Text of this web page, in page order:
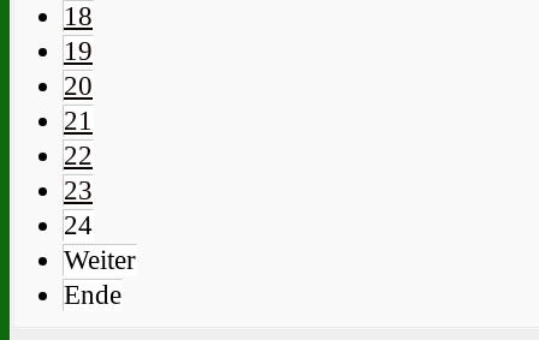
18
19
20
21
22
23
24
Weiter
Ende